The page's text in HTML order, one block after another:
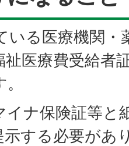
いる医療機関・
医療費受給者
イナ保険証等と
する必要があ